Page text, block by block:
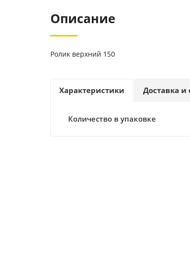
Описание
Ролик верхний 150
Характеристики Доставка и
Количество в упаковке